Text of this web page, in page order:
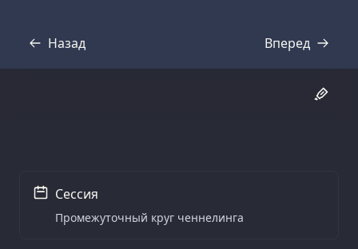
Назад
Стенограмма Вперед
Стенограмма
Сессия
Промежуточный круг ченнелинга